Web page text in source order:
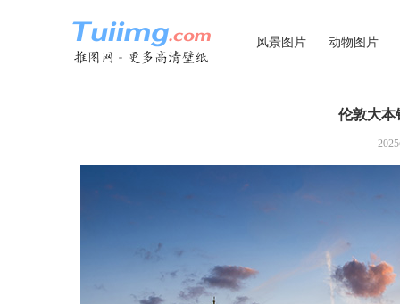
风景图片 动物图片
伦敦大本